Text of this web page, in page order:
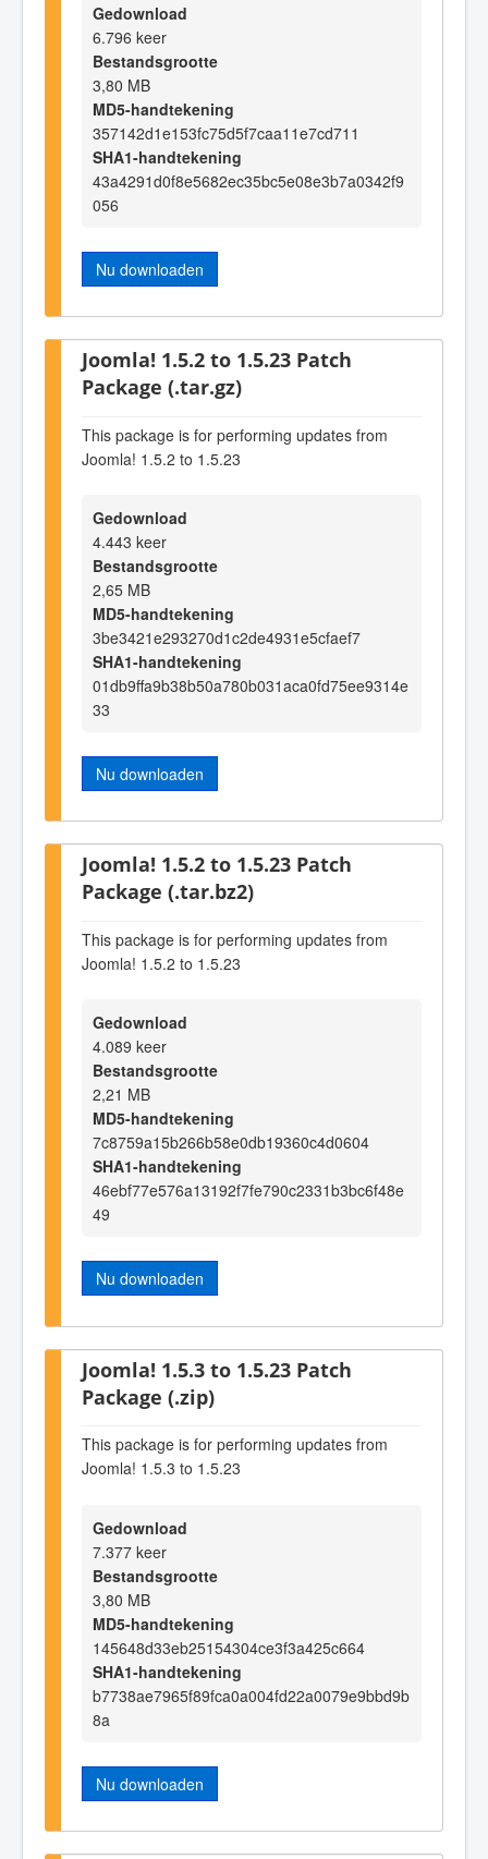
Gedownload
6.796 keer
Bestandsgrootte
3,80 MB
MD5-handtekening
357142d1e153fc75d5f7caa11e7cd711
SHA1-handtekening
43a4291d0f8e5682ec35bc5e08e3b7a0342f9
056
Nu downloaden
Joomla! 1.5.2 to 1.5.23 Patch
Package (.tar.gz)
This package is for performing updates from
Joomla! 1.5.2 to 1.5.23
Gedownload
4.443 keer
Bestandsgrootte
2,65 MB
MD5-handtekening
3be3421e293270d1c2de4931e5cfaef7
SHA1-handtekening
01db9ffa9b38b50a780b031aca0fd75ee9314e
33
Nu downloaden
Joomla! 1.5.2 to 1.5.23 Patch
Package (.tar.bz2)
This package is for performing updates from
Joomla! 1.5.2 to 1.5.23
Gedownload
4.089 keer
Bestandsgrootte
2,21 MB
MD5-handtekening
7c8759a15b266b58e0db19360c4d0604
SHA1-handtekening
46ebf77e576a13192f7fe790c2331b3bc6f48e
49
Nu downloaden
Joomla! 1.5.3 to 1.5.23 Patch
Package (.zip)
This package is for performing updates from
Joomla! 1.5.3 to 1.5.23
Gedownload
7.377 keer
Bestandsgrootte
3,80 MB
MD5-handtekening
145648d33eb25154304ce3f3a425c664
SHA1-handtekening
b7738ae7965f89fca0a004fd22a0079e9bbd9b
8a
Nu downloaden